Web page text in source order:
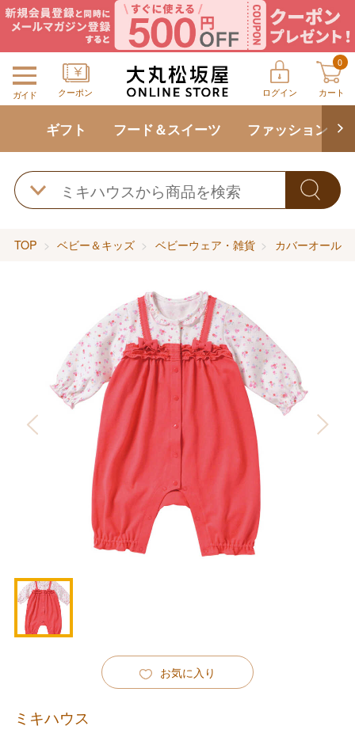
ガイド クーポン ログイン
0
カート
ギフト フード＆スイーツ ファッション
TOP ベビー＆キッズ ベビーウェア・雑貨 カバーオール
お気に入り
ミキハウス